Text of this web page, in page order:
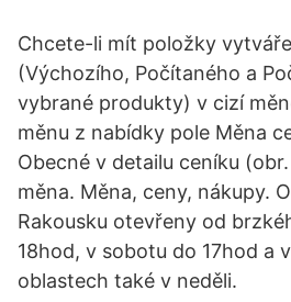
Chcete-li mít položky
(Výchozího, Počítaného a
vybrané produkty) v cizí
měnu z nabídky pole Měna
Obecné v detailu ceníku
měna. Měna, ceny, nákupy.
Rakousku otevřeny od
18hod, v sobotu do 17hod a
oblastech také v neděli.